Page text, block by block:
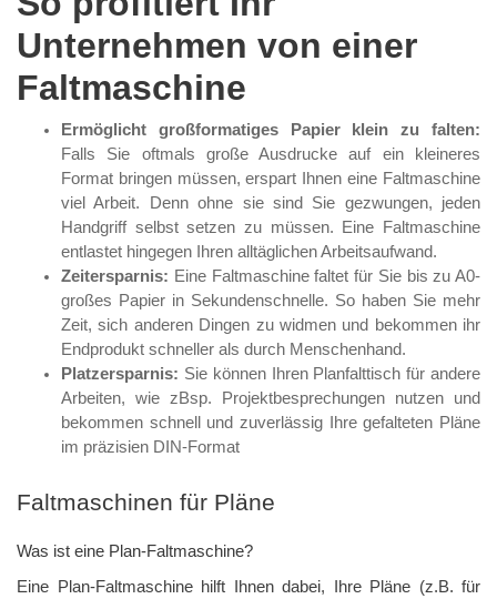
Unternehmen von einer
Faltmaschine
Ermöglicht großformatiges Papier klein zu falten:
Falls Sie oftmals große Ausdrucke auf ein kleineres
Format bringen müssen, erspart Ihnen eine Faltmaschine
viel Arbeit. Denn ohne sie sind Sie gezwungen, jeden
Handgriff selbst setzen zu müssen. Eine Faltmaschine
entlastet hingegen Ihren alltäglichen Arbeitsaufwand.
Zeitersparnis: Eine Faltmaschine faltet für Sie bis zu A0-
großes Papier in Sekundenschnelle. So haben Sie mehr
Zeit, sich anderen Dingen zu widmen und bekommen ihr
Endprodukt schneller als durch Menschenhand.
Platzersparnis: Sie können Ihren Planfalttisch für andere
Arbeiten, wie zBsp. Projektbesprechungen nutzen und
bekommen schnell und zuverlässig Ihre gefalteten Pläne
im präzisien DIN-Format
Faltmaschinen für Pläne
Was ist eine Plan-Faltmaschine?
Eine Plan-Faltmaschine hilft Ihnen dabei, Ihre Pläne (z.B. für